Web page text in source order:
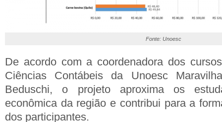
Fonte: Unoesc
De acordo com a coordenadora dos
Ciências Contábeis da Unoesc
Beduschi, o projeto aproxima os
econômica da região e contribui para a
dos participantes.